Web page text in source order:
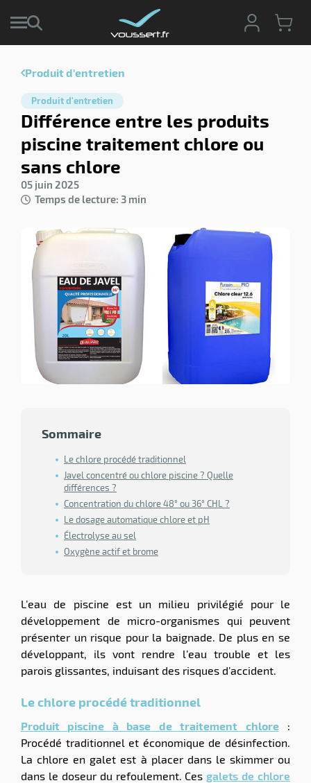
Produit d'entretien
Produit d'entretien
Différence entre les produits
piscine traitement chlore ou
sans chlore
05 juin 2025
Temps de lecture: 3 min
Sommaire
Le chlore procédé traditionnel
Javel concentré ou chlore piscine ? Quelle
différences ?
Concentration du chlore 48° ou 36° CHL ?
Le dosage automatique chlore et pH
Électrolyse au sel
Oxygène actif et brome
L’eau de piscine est un milieu privilégié pour le
développement de micro-organismes qui peuvent
présenter un risque pour la baignade. De plus en se
développant, ils vont rendre l’eau trouble et les
parois glissantes, induisant des risques d’accident.
Le chlore procédé traditionnel
Produit piscine à base de traitement chlore:
Procédé traditionnel et économique de désinfection.
La chlore en galet est à placer dans le skimmer ou
dans le doseur du refoulement. Ces galets de chlore